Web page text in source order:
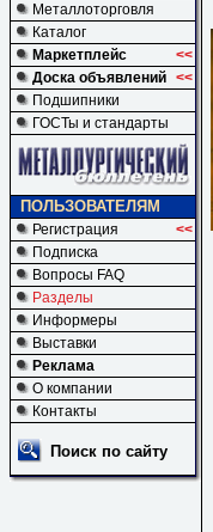
Металлоторговля
Каталог
Маркетплейс
<<
Доска объявлений <<
Подшипники
ГОСТы и стандарты
ПОЛЬЗОВАТЕЛЯМ
Регистрация
<<
Подписка
Вопросы FAQ
Разделы
Информеры
Выставки
Реклама
О компании
Контакты
Поиск по сайту